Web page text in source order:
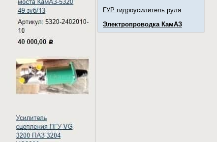
ГУР гидроусилитель руля
Электропроводка КамАЗ